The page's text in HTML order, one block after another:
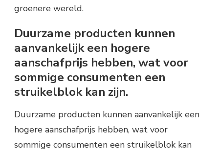
groenere wereld.
Duurzame producten kunnen
aanvankelijk een hogere
aanschafprijs hebben, wat voor
sommige consumenten een
struikelblok kan zijn.
Duurzame producten kunnen aanvankelijk een
hogere aanschafprijs hebben, wat voor
sommige consumenten een struikelblok kan